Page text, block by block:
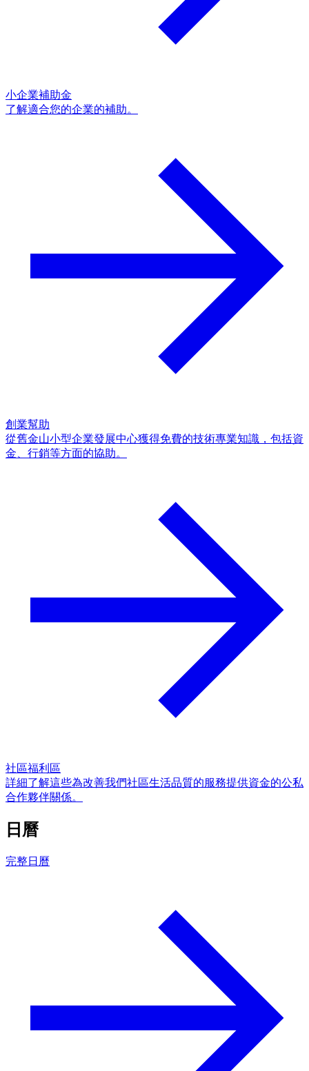
小企業補助金
了解適合您的企業的補助。
創業幫助
從舊金山小型企業發展中心獲得免費的技術專業知識，包括資
金、行銷等方面的協助。
社區福利區
詳細了解這些為改善我們社區生活品質的服務提供資金的公私
合作夥伴關係。
日曆
完整日曆